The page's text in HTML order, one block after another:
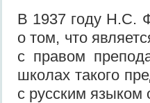
В 1937 году Н.С.
о том, что
с правом
школах такого
с русским языком